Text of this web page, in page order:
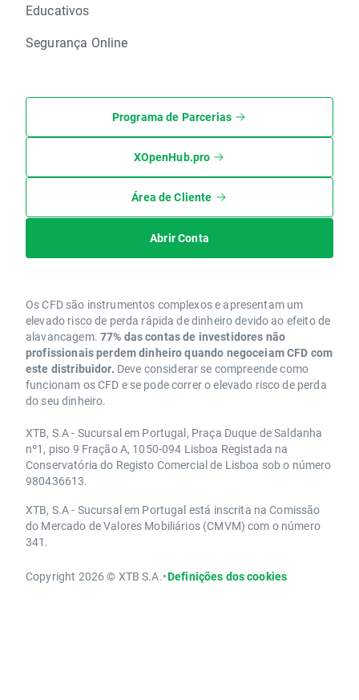
Educativos
Segurança Online
Programa de Parcerias
XOpenHub.pro
Área de Cliente
Abrir Conta
Os CFD são instrumentos complexos e apresentam um
elevado risco de perda rápida de dinheiro devido ao efeito de
alavancagem. 77% das contas de investidores não
profissionais perdem dinheiro quando negoceiam CFD com
este distribuidor. Deve considerar se compreende como
funcionam os CFD e se pode correr o elevado risco de perda
do seu dinheiro.
XTB, S.A - Sucursal em Portugal, Praça Duque de Saldanha
nº1, piso 9 Fração A, 1050-094 Lisboa Registada na
Conservatória do Registo Comercial de Lisboa sob o número
980436613.
XTB, S.A - Sucursal em Portugal está inscrita na Comissão
do Mercado de Valores Mobiliários (CMVM) com o número
341.
Copyright 2026 © XTB S.A.•Definições dos cookies